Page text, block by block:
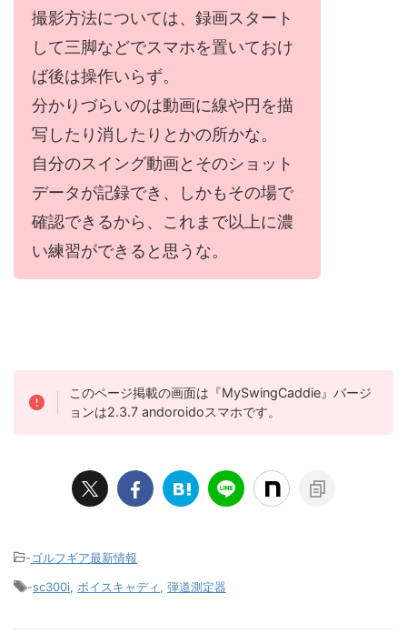
撮影方法については、録画スタート
して三脚などでスマホを置いておけ
ば後は操作いらず。
分かりづらいのは動画に線や円を描
写したり消したりとかの所かな。
自分のスイング動画とそのショット
データが記録でき、しかもその場で
確認できるから、これまで以上に濃
い練習ができると思うな。
このページ掲載の画面は『MySwingCaddie』バージ
ョンは2.3.7 andoroidoスマホです。
-ゴルフギア最新情報
-sc300i ボイスキャディ 弾道測定器